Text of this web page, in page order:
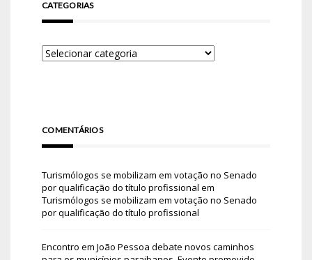
CATEGORIAS
COMENTÁRIOS
Turismólogos se mobilizam em votação no Senado
por qualificação do título profissional em
Turismólogos se mobilizam em votação no Senado
por qualificação do título profissional
Encontro em João Pessoa debate novos caminhos